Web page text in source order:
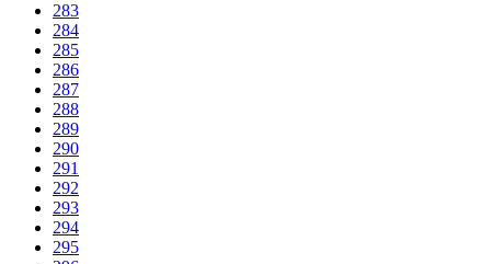
283
284
285
286
287
288
289
290
291
292
293
294
295